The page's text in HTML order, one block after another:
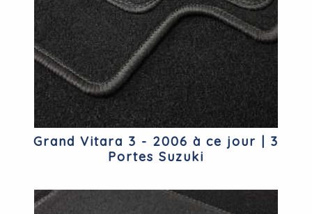
Grand Vitara 3 - 2006 à ce jour | 3
Portes Suzuki